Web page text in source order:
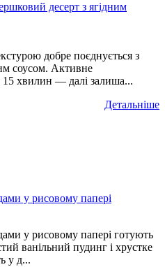
десерт з ягідним
добре поєднується з
соусом. Активне
15 хвилин — далі залиша...
Детальніше
у рисовому папері
у рисовому папері готують
ванільний пудинг і хрустке
у д...